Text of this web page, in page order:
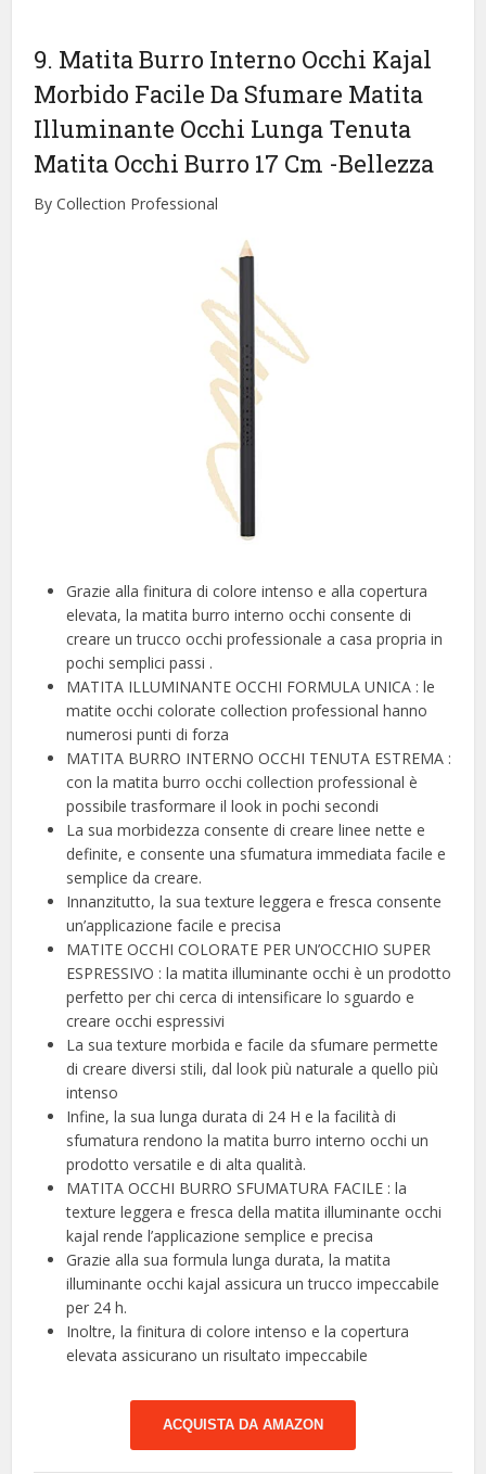
9. Matita Burro Interno Occhi Kajal
Morbido Facile Da Sfumare Matita
Illuminante Occhi Lunga Tenuta
Matita Occhi Burro 17 Cm -Bellezza
By Collection Professional
Grazie alla finitura di colore intenso e alla copertura
elevata, la matita burro interno occhi consente di
creare un trucco occhi professionale a casa propria in
pochi semplici passi .
MATITA ILLUMINANTE OCCHI FORMULA UNICA : le
matite occhi colorate collection professional hanno
numerosi punti di forza
MATITA BURRO INTERNO OCCHI TENUTA ESTREMA :
con la matita burro occhi collection professional è
possibile trasformare il look in pochi secondi
La sua morbidezza consente di creare linee nette e
definite, e consente una sfumatura immediata facile e
semplice da creare.
Innanzitutto, la sua texture leggera e fresca consente
un’applicazione facile e precisa
MATITE OCCHI COLORATE PER UN’OCCHIO SUPER
ESPRESSIVO : la matita illuminante occhi è un prodotto
perfetto per chi cerca di intensificare lo sguardo e
creare occhi espressivi
La sua texture morbida e facile da sfumare permette
di creare diversi stili, dal look più naturale a quello più
intenso
Infine, la sua lunga durata di 24 H e la facilità di
sfumatura rendono la matita burro interno occhi un
prodotto versatile e di alta qualità.
MATITA OCCHI BURRO SFUMATURA FACILE : la
texture leggera e fresca della matita illuminante occhi
kajal rende l’applicazione semplice e precisa
Grazie alla sua formula lunga durata, la matita
illuminante occhi kajal assicura un trucco impeccabile
per 24 h.
Inoltre, la finitura di colore intenso e la copertura
elevata assicurano un risultato impeccabile
ACQUISTA DA AMAZON